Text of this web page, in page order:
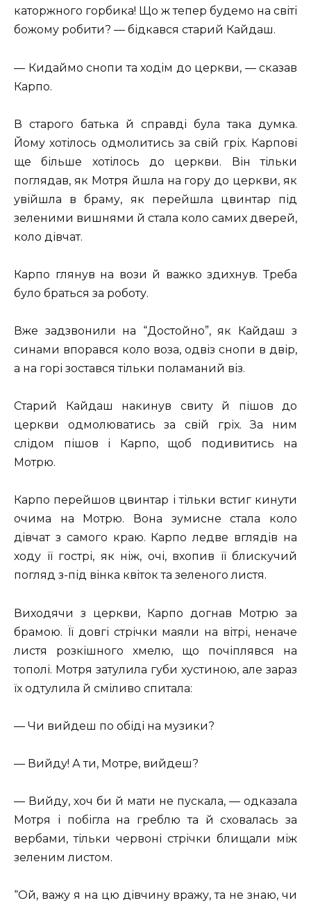
каторжного горбика! Що ж тепер будемо на світі
божому робити? — бідкався старий Кайдаш.
— Кидаймо снопи та ходім до церкви, — сказав
Карпо.
В старого батька й справді була така думка.
Йому хотілось одмолитись за свій гріх. Карпові
ще більше хотілось до церкви. Він тільки
поглядав, як Мотря йшла на гору до церкви, як
увійшла в браму, як перейшла цвинтар під
зеленими вишнями й стала коло самих дверей,
коло дівчат.
Карпо глянув на вози й важко здихнув. Треба
було браться за роботу.
Вже задзвонили на “Достойно”, як Кайдаш з
синами впорався коло воза, одвіз снопи в двір,
а на горі зостався тільки поламаний віз.
Старий Кайдаш накинув свиту й пішов до
церкви одмолюватись за свій гріх. За ним
слідом пішов і Карпо, щоб подивитись на
Мотрю.
Карпо перейшов цвинтар і тільки встиг кинути
очима на Мотрю. Вона зумисне стала коло
дівчат з самого краю. Карпо ледве вглядів на
ходу її гострі, як ніж, очі, вхопив її блискучий
погляд з-під вінка квіток та зеленого листя.
Виходячи з церкви, Карпо догнав Мотрю за
брамою. Її довгі стрічки маяли на вітрі, неначе
листя розкішного хмелю, що почіплявся на
тополі. Мотря затулила губи хустиною, але зараз
їх одтулила й сміливо спитала:
— Чи вийдеш по обіді на музики?
— Вийду! А ти, Мотре, вийдеш?
— Вийду, хоч би й мати не пускала, — одказала
Мотря і побігла на греблю та й сховалась за
вербами, тільки червоні стрічки блищали між
зеленим листом.
“Ой, важу я на цю дівчину вражу, та не знаю, чи